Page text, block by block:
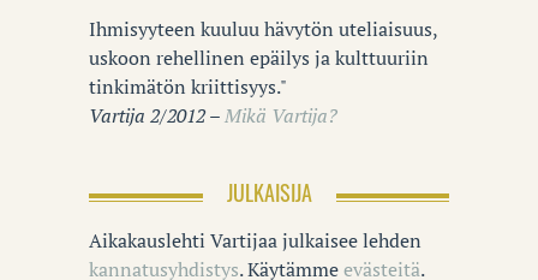
Ihmisyyteen kuuluu hävytön uteliaisuus,
uskoon rehellinen epäilys ja kulttuuriin
tinkimätön kriittisyys."
Vartija 2/2012 –Mikä Vartija?
JULKAISIJA
Aikakauslehti Vartijaa julkaisee lehden
kannatusyhdistys. Käytämmeevästeitä.